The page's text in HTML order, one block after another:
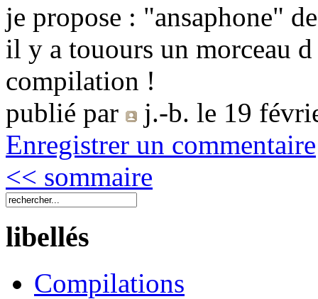
je propose : "ansaphone"
il y a touours un morceau
compilation !
publié par
j.-b. le 19
Enregistrer un commentaire
<< sommaire
libellés
Compilations